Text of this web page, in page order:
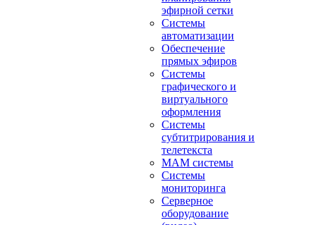
эфирной сетки
Системы
автоматизации
Обеспечение
прямых эфиров
Системы
графического и
виртуального
оформления
Системы
субтитрирования и
телетекста
MAM системы
Системы
мониторинга
Серверное
оборудование